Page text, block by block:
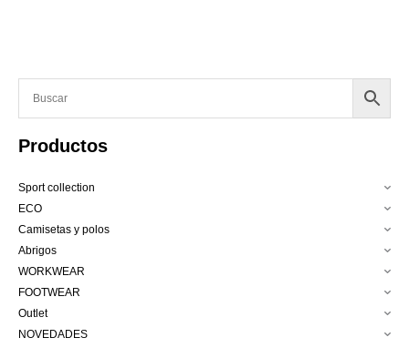
Productos
Sport collection
ECO
Camisetas y polos
Abrigos
WORKWEAR
FOOTWEAR
Outlet
NOVEDADES